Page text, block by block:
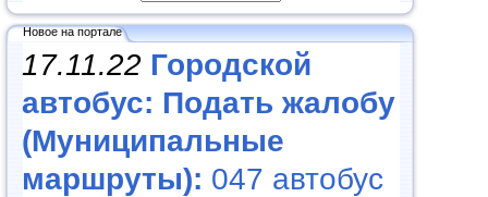
Новое на портале
17.11.22 Городской
автобус: Подать жалобу
(Муниципальные
маршруты): 047 автобус